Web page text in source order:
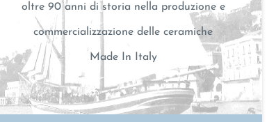
oltre 90 anni di storia nella produzione e
commercializzazione delle ceramiche
Made In Italy